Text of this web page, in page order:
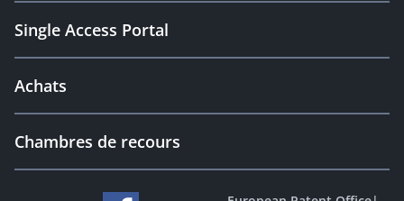
Single Access Portal
Achats
Chambres de recours